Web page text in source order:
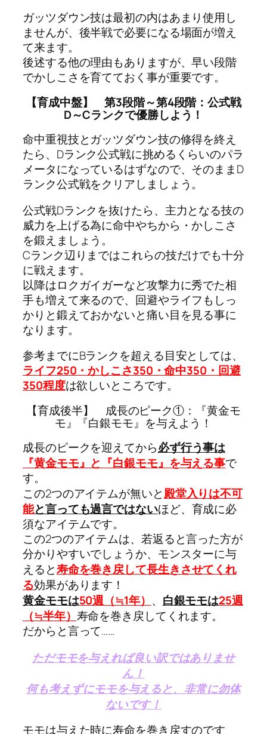
ガッツダウン技は最初の内はあまり使用し
ませんが、後半戦で必要になる場面が増え
て来ます。
後述する他の理由もありますが、早い段階
でかしこさを育てておく事が重要です。
【育成中盤】 第3段階～第4段階：公式戦
D～Cランクで優勝しよう！
命中重視技とガッツダウン技の修得を終え
たら、Dランク公式戦に挑めるくらいのパラ
メータになっているはずなので、そのままD
ランク公式戦をクリアしましょう。
公式戦Dランクを抜けたら、主力となる技の
威力を上げる為に命中やちから・かしこさ
を鍛えましょう。
Cランク辺りまではこれらの技だけでも十分
に戦えます。
以降はロクガイガーなど攻撃力に秀でた相
手も増えて来るので、回避やライフもしっ
かりと鍛えておかないと痛い目を見る事に
なります。
参考までにBランクを超える目安としては、
ライフ250・かしこさ350・命中350・回避
350程度は欲しいところです。
【育成後半】 成長のピーク①：『黄金モ
モ』『白銀モモ』を与えよう！
成長のピークを迎えてから必ず行う事は
『黄金モモ』と『白銀モモ』を与える事で
す。
この2つのアイテムが無いと殿堂入りは不可
能と言っても過言ではないほど、育成に必
須なアイテムです。
この2つのアイテムは、若返ると言った方が
分かりやすいでしょうか、モンスターに与
えると寿命を巻き戻して長生きさせてくれ
る効果があります！
黄金モモは50週（≒1年） 、 白銀モモは25週
（≒半年） 寿命を巻き戻してくれます。
だからと言って……
ただモモを与えれば良い訳ではありませ
ん！
何も考えずにモモを与えると、非常に勿体
ないです！
モモは与えた時に寿命を巻き戻すのです